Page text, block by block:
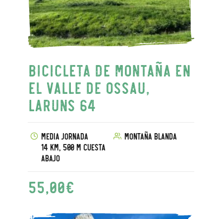
Bicicleta de montaña en
el valle de Ossau,
Laruns 64
Media jornada
14 km, 500 m cuesta
abajo
Montaña blanda
55,00€